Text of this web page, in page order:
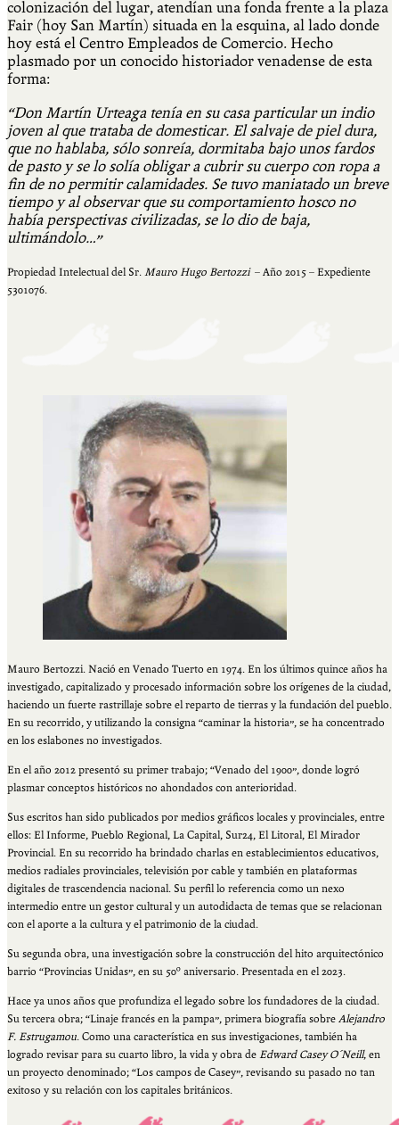
colonización del lugar, atendían una fonda frente a la plaza
Fair (hoy San Martín) situada en la esquina, al lado donde
hoy está el Centro Empleados de Comercio. Hecho
plasmado por un conocido historiador venadense de esta
forma:
“Don Martín Urteaga tenía en su casa particular un indio
joven al que trataba de domesticar. El salvaje de piel dura,
que no hablaba, sólo sonreía, dormitaba bajo unos fardos
de pasto y se lo solía obligar a cubrir su cuerpo con ropa a
fin de no permitir calamidades. Se tuvo maniatado un breve
tiempo y al observar que su comportamiento hosco no
había perspectivas civilizadas, se lo dio de baja,
ultimándolo…”
Propiedad Intelectual del Sr. Mauro Hugo Bertozzi– Año 2015 – Expediente
5301076.
Mauro Bertozzi. Nació en Venado Tuerto en 1974. En los últimos quince años ha
investigado, capitalizado y procesado información sobre los orígenes de la ciudad,
haciendo un fuerte rastrillaje sobre el reparto de tierras y la fundación del pueblo.
En su recorrido, y utilizando la consigna “caminar la historia”, se ha concentrado
en los eslabones no investigados.
En el año 2012 presentó su primer trabajo; “Venado del 1900”, donde logró
plasmar conceptos históricos no ahondados con anterioridad.
Sus escritos han sido publicados por medios gráficos locales y provinciales, entre
ellos: El Informe, Pueblo Regional, La Capital, Sur24, El Litoral, El Mirador
Provincial. En su recorrido ha brindado charlas en establecimientos educativos,
medios radiales provinciales, televisión por cable y también en plataformas
digitales de trascendencia nacional. Su perfil lo referencia como un nexo
intermedio entre un gestor cultural y un autodidacta de temas que se relacionan
con el aporte a la cultura y el patrimonio de la ciudad.
Su segunda obra, una investigación sobre la construcción del hito arquitectónico
barrio “Provincias Unidas”, en su 50º aniversario. Presentada en el 2023.
Hace ya unos años que profundiza el legado sobre los fundadores de la ciudad.
Su tercera obra; “Linaje francés en la pampa”, primera biografía sobre Alejandro
F. Estrugamou. Como una característica en sus investigaciones, también ha
logrado revisar para su cuarto libro, la vida y obra de Edward Casey O´Neill, en
un proyecto denominado; “Los campos de Casey”, revisando su pasado no tan
exitoso y su relación con los capitales británicos.